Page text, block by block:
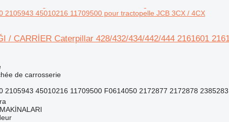
2105943 45010216 11709500 pour tractopelle JCB 3CX / 4CX
/ CARRİER Caterpillar 428/432/434/442/444 2161601
de carrosserie
2105943 45010216 11709500 F0614050 2172877 2172878